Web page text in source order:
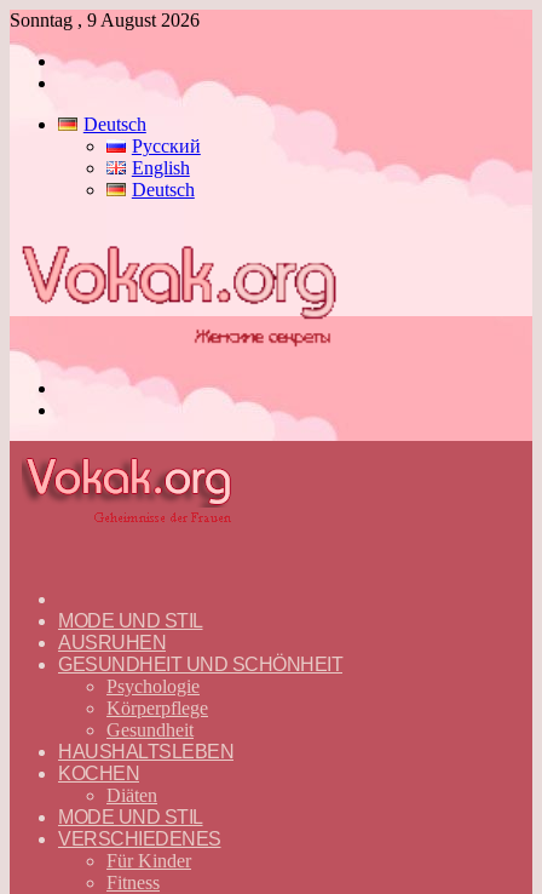
Sonntag , 9 August 2026
Anmelden
Deutsch
Русский
English
Deutsch
—
DEUTSCH
MODE UND STIL
AUSRUHEN
GESUNDHEIT UND SCHÖNHEIT
Psychologie
Körperpflege
Gesundheit
HAUSHALTSLEBEN
KOCHEN
Diäten
MODE UND STIL
VERSCHIEDENES
Für Kinder
Fitness